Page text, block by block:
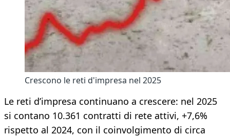
Crescono le reti d'impresa nel 2025
Le reti d’impresa continuano a crescere: nel 2025
si contano 10.361 contratti di rete attivi, +7,6%
rispetto al 2024, con il coinvolgimento di circa